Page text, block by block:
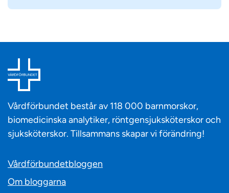
Vårdförbundet består av 118 000 barnmorskor,
biomedicinska analytiker, röntgensjuksköterskor och
sjuksköterskor. Tillsammans skapar vi förändring!
Vårdförbundetbloggen
Om bloggarna